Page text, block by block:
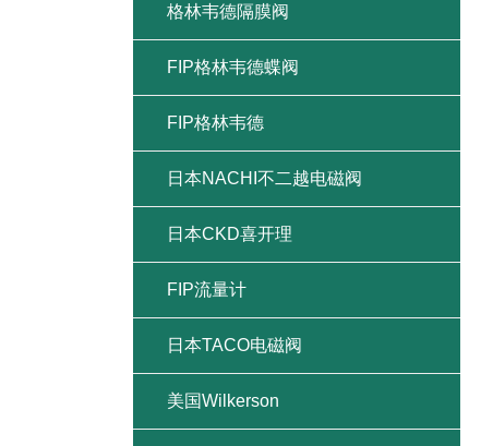
格林韦德隔膜阀
FIP格林韦德蝶阀
FIP格林韦德
日本NACHI不二越电磁阀
日本CKD喜开理
FIP流量计
日本TACO电磁阀
美国Wilkerson